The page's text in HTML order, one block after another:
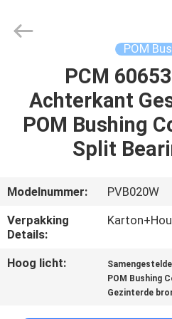
PRODUCTEN
VR-
SHOW
Bearing
Co.,Ltd.
POM
PCM
Achterkant
POM Bushing
Split
Modelnummer:
PVB020W
Verpakking
Details:
Hoog licht:
POM Bushing
Gezinterde